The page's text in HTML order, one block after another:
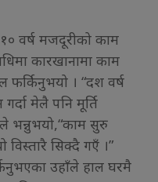
वर्ष मजदूरीको काम
कारखानामा काम
फर्किनुभयो । “दश वर्ष
मेलै पनि मूर्ति
भन्नुभयो,“काम सुरु
विस्तारै सिक्दै गएँ ।”
उहाँले हाल घरमै